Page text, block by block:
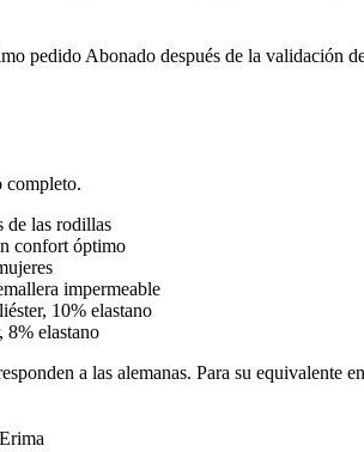
pedido Abonado después de la validación
completo.
de las rodillas
confort óptimo
impermeable
10% elastano
8% elastano
a las alemanas. Para su equivalente
Erima